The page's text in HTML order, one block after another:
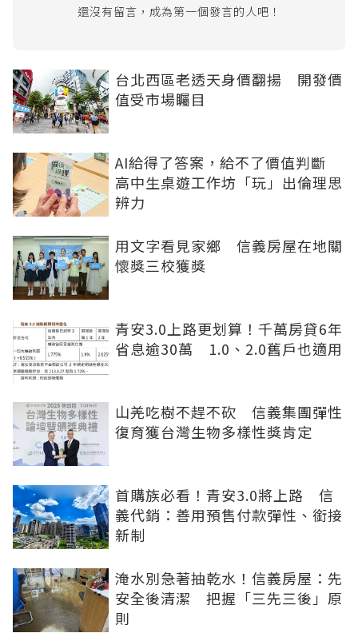
還沒有留言，成為第一個發言的人吧！
台北西區老透天身價翻揚 開發價
值受市場矚目
AI給得了答案，給不了價值判斷
高中生桌遊工作坊「玩」出倫理思
辨力
用文字看見家鄉 信義房屋在地關
懷獎三校獲獎
青安3.0上路更划算！千萬房貸6年
省息逾30萬 1.0、2.0舊戶也適用
山羌吃樹不趕不砍 信義集團彈性
復育獲台灣生物多樣性獎肯定
首購族必看！青安3.0將上路 信
義代銷：善用預售付款彈性、銜接
新制
淹水別急著抽乾水！信義房屋：先
安全後清潔 把握「三先三後」原
則